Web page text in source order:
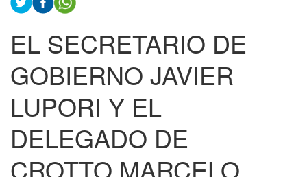
EL SECRETARIO DE
GOBIERNO JAVIER
LUPORI Y EL
DELEGADO DE
CROTTO MARCELO